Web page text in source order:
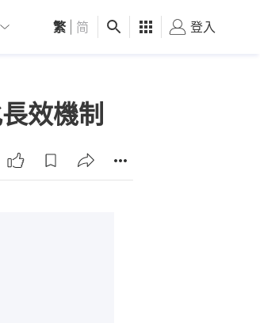
深圳 觀點 健康 好食玩飛
繁 简 登入
效機制